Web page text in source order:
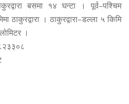
बसमा १४ घन्टा । पूर्व–पश्चिम
ठाकुरद्वारा । ठाकुरद्वारा–डल्ला ५ किमि
।